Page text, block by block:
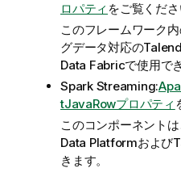
ロパティ をご覧くださ
このフレームワーク
グデータ対応の
Data Fabricで使用で
Spark Streaming:
tJavaRowプロパティ
このコンポーネント
Data Platformおよび
きます。